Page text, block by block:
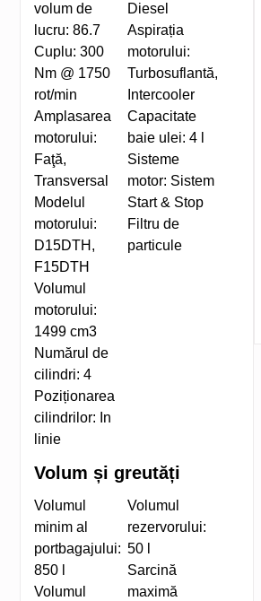
volum de
lucru:86.7
Cuplu:300
Nm @ 1750
rot/min
Amplasarea
motorului:
Faţă,
Transversal
Modelul
motorului:
D15DTH,
F15DTH
Volumul
motorului:
1499 cm3
Numărul de
cilindri:4
Poziționarea
cilindrilor: In
linie
Diesel
Aspirația
motorului:
Turbosuflantă,
Intercooler
Capacitate
baie ulei:4 l
Sisteme
motor: Sistem
Start & Stop
Filtru de
particule
Volum și greutăți
Volumul
minim al
portbagajului:
850 l
Volumul
Volumul
rezervorului:
50 l
Sarcină
maximă